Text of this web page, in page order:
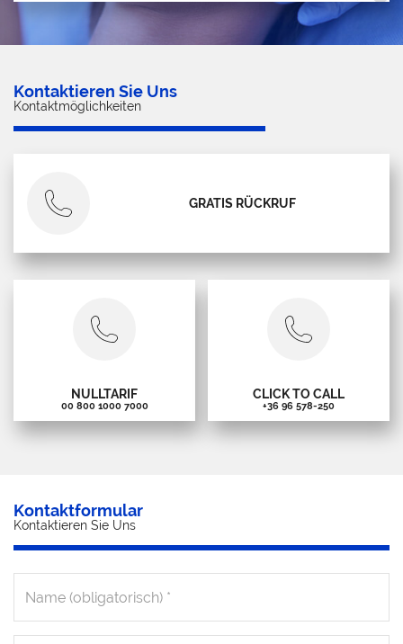
Kontaktieren Sie Uns
Kontaktmöglichkeiten
GRATIS RÜCKRUF
NULLTARIF
00 800 1000 7000
CLICK TO CALL
+36 96 578-250
Kontaktformular
Kontaktieren Sie Uns